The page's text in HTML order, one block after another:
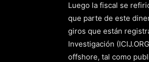
Luego la fiscal se
que parte de este
giros que están
Investigación
offshore, tal como